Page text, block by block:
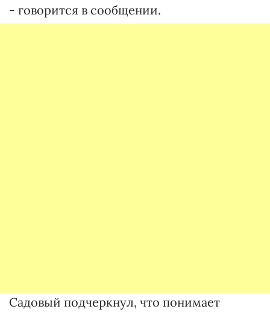
- говорится в сообщении.
Садовый подчеркнул, что понимает